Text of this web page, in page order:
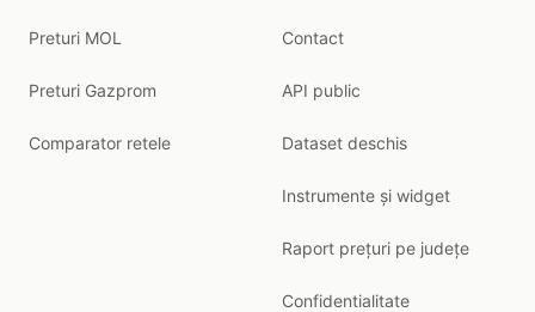
Preturi MOL
Preturi Gazprom
Comparator retele
Contact
API public
Dataset deschis
Instrumente și widget
Raport prețuri pe județe
Confidentialitate